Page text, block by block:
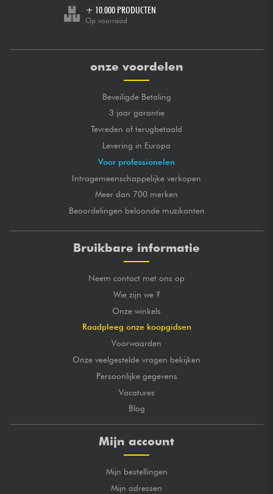
+ 10.000 PRODUCTEN
Op voorraad
onze voordelen
Beveiligde Betaling
3 jaar garantie
Tevreden of terugbetaald
Levering in Europa
Voor professionelen
Intragemeenschappelijke verkopen
Meer dan 700 merken
Beoordelingen beloonde muzikanten
Bruikbare informatie
Neem contact met ons op
Wie zijn we ?
Onze winkels
Raadpleeg onze koopgidsen
Voorwaarden
Onze veelgestelde vragen bekijken
Persoonlijke gegevens
Vacatures
Blog
Mijn account
Mijn bestellingen
Mijn adressen